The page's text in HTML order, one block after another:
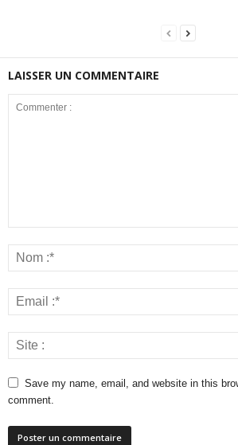
LAISSER UN COMMENTAIRE
Save my name, email, and website in this
comment.